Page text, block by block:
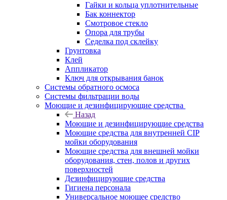
Гайки и кольца уплотнительные
Бак коннектор
Смотровое стекло
Опора для трубы
Седелка под склейку
Грунтовка
Клей
Аппликатор
Ключ для открывания банок
Системы обратного осмоса
Системы фильтрации воды
Моющие и дезинфицирующие средства
Назад
Моющие и дезинфицирующие средства
Моющие средства для внутренней CIP
мойки оборудования
Моющие средства для внешней мойки
оборудования, стен, полов и других
поверхностей
Дезинфицирующие средства
Гигиена персонала
Универсальное моющее средство